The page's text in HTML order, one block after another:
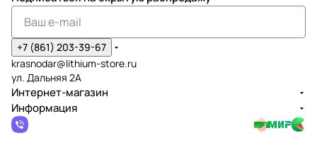
+7 (861) 203-39-67
krasnodar@lithium-store.ru
ул. Дальняя 2А
Интернет-магазин
Информация